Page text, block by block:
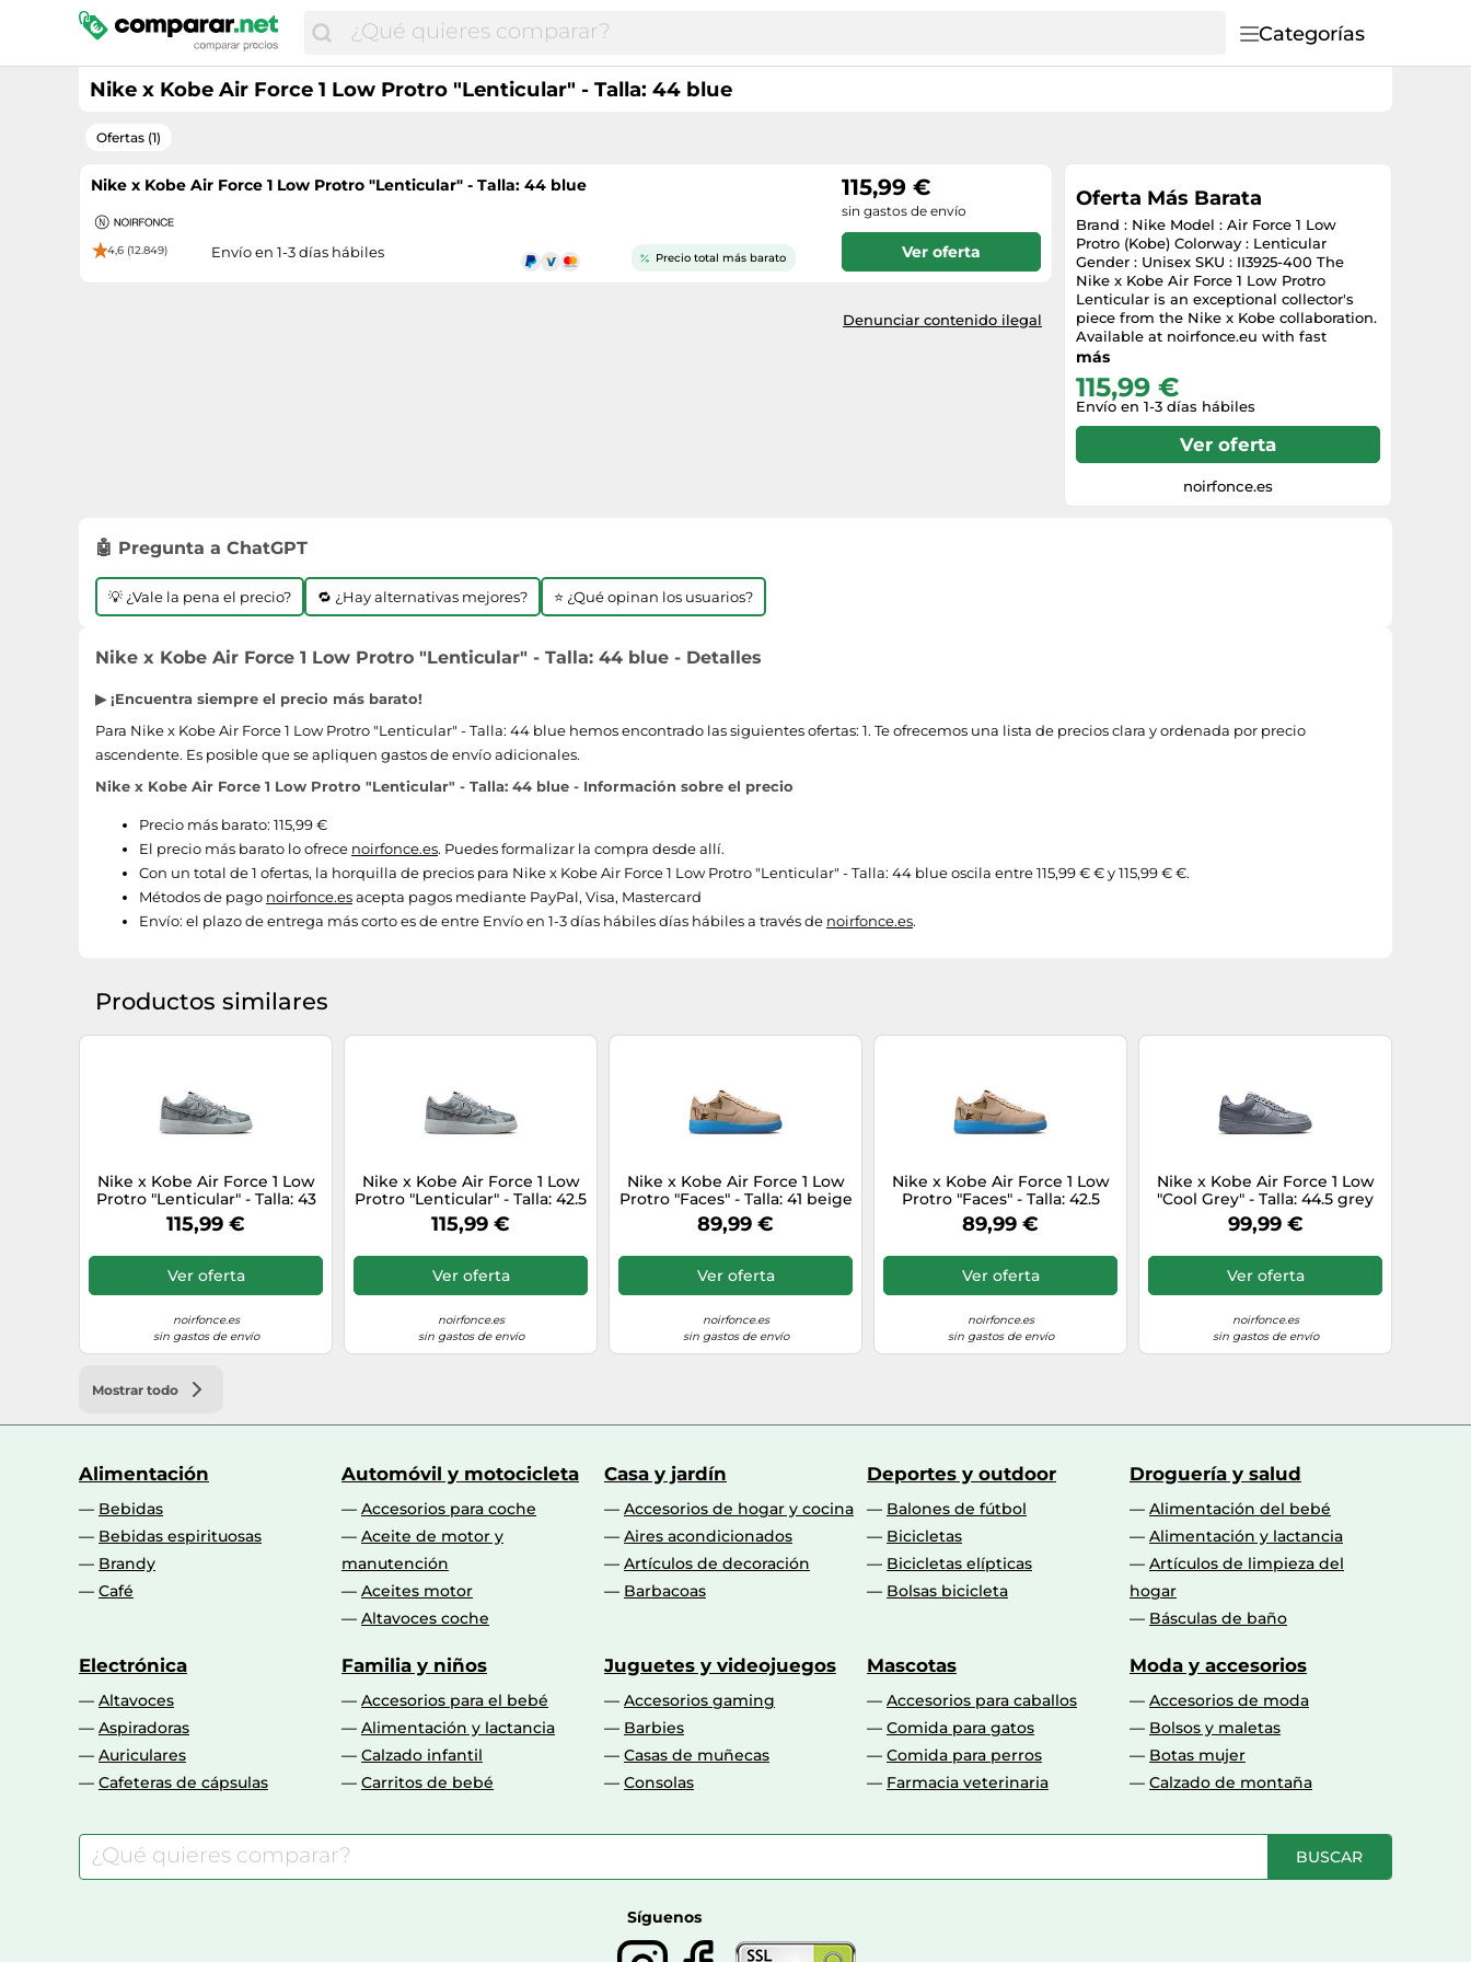
Categorías
Nike x Kobe Air Force 1 Low Protro "Lenticular" - Talla: 44 blue
Ofertas (1)
Nike x Kobe Air Force 1 Low Protro "Lenticular" - Talla: 44 blue
4,6 (12.849)
Precio total más barato
Envío en 1-3 días hábiles
115,99 €
sin gastos de envío
Ver oferta
Denunciar contenido ilegal
Oferta Más Barata
Brand : Nike Model : Air Force 1 Low
Protro (Kobe) Colorway : Lenticular
Gender : Unisex SKU : II3925-400 The
Nike x Kobe Air Force 1 Low Protro
Lenticular is an exceptional collector's
piece from the Nike x Kobe collaboration.
Available at noirfonce.eu with fast
shipping across Europe, this men's
material that changes color, creating a
unique iridescent visual effect. The
Protro construction combines modern
technology with the iconic AF1 design. A
rare piece for passionate collectors -
order now at noirfonce.eu.
más
115,99 €
Envío en 1-3 días hábiles
Ver oferta
noirfonce.es
🤖 Pregunta a ChatGPT
💡 ¿Vale la pena el precio? 🔁 ¿Hay alternativas mejores? ⭐ ¿Qué opinan los usuarios?
Nike x Kobe Air Force 1 Low Protro "Lenticular" - Talla: 44 blue - Detalles
▶ ¡Encuentra siempre el precio más barato!
Para Nike x Kobe Air Force 1 Low Protro "Lenticular" - Talla: 44 blue hemos encontrado las siguientes ofertas: 1. Te ofrecemos una lista de precios clara y ordenada por precio
ascendente. Es posible que se apliquen gastos de envío adicionales.
Nike x Kobe Air Force 1 Low Protro "Lenticular" - Talla: 44 blue - Información sobre el precio
Precio más barato: 115,99 €
El precio más barato lo ofrece noirfonce.es. Puedes formalizar la compra desde allí.
Con un total de 1 ofertas, la horquilla de precios para Nike x Kobe Air Force 1 Low Protro "Lenticular" - Talla: 44 blue oscila entre 115,99 € € y 115,99 € €.
Métodos de pago noirfonce.esacepta pagos mediante PayPal, Visa, Mastercard
Envío: el plazo de entrega más corto es de entre Envío en 1-3 días hábiles días hábiles a través de noirfonce.es.
Productos similares
Nike x Kobe Air Force 1 Low
Protro "Lenticular" - Talla: 43
blue
115,99 €
Ver oferta
noirfonce.es
sin gastos de envío
Nike x Kobe Air Force 1 Low
Protro "Lenticular" - Talla: 42.5
blue
115,99 €
Ver oferta
noirfonce.es
sin gastos de envío
Nike x Kobe Air Force 1 Low
Protro "Faces" - Talla: 41 beige
89,99 €
Ver oferta
noirfonce.es
sin gastos de envío
Nike x Kobe Air Force 1 Low
Protro "Faces" - Talla: 42.5
beige
89,99 €
Ver oferta
noirfonce.es
sin gastos de envío
Nike x Kobe Air Force 1 Low
"Cool Grey" - Talla: 44.5 grey
99,99 €
Ver oferta
noirfonce.es
sin gastos de envío
Mostrar todo
Alimentación
Bebidas
Bebidas espirituosas
Brandy
Café
Automóvil y motocicleta
Accesorios para coche
Aceite de motor y
manutención
Aceites motor
Altavoces coche
Casa y jardín
Accesorios de hogar y cocina
Aires acondicionados
Artículos de decoración
Barbacoas
Deportes y outdoor
Balones de fútbol
Bicicletas
Bicicletas elípticas
Bolsas bicicleta
Droguería y salud
Alimentación del bebé
Alimentación y lactancia
Artículos de limpieza del
hogar
Básculas de baño
Electrónica
Altavoces
Aspiradoras
Auriculares
Cafeteras de cápsulas
Familia y niños
Accesorios para el bebé
Alimentación y lactancia
Calzado infantil
Carritos de bebé
Juguetes y videojuegos
Accesorios gaming
Barbies
Casas de muñecas
Consolas
Mascotas
Accesorios para caballos
Comida para gatos
Comida para perros
Farmacia veterinaria
Moda y accesorios
Accesorios de moda
Bolsos y maletas
Botas mujer
Calzado de montaña
BUSCAR
Síguenos